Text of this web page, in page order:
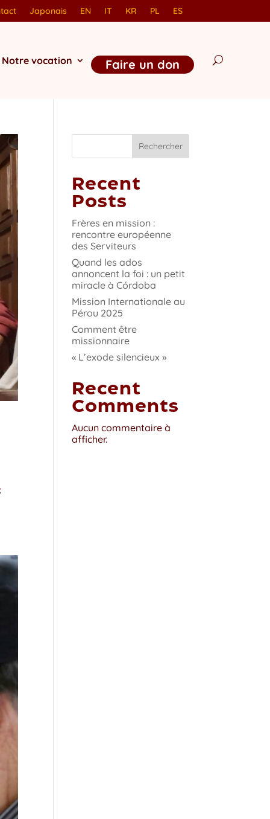
Japonais EN IT KR PL ES
Notre vocation Faire un don
Rechercher
Recent
Posts
Frères en mission :
rencontre européenne
des Serviteurs
Quand les ados
annoncent la foi : un petit
miracle à Córdoba
Mission Internationale au
Pérou 2025
Comment être
missionnaire
« L’exode silencieux »
Recent
Comments
Aucun commentaire à
afficher.